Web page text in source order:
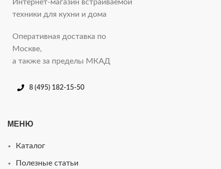
Интернет-магазин встраиваемой
техники для кухни и дома
Оперативная доставка по
Москве,
а также за пределы МКАД
8 (495) 182-15-50
МЕНЮ
Каталог
Полезные статьи